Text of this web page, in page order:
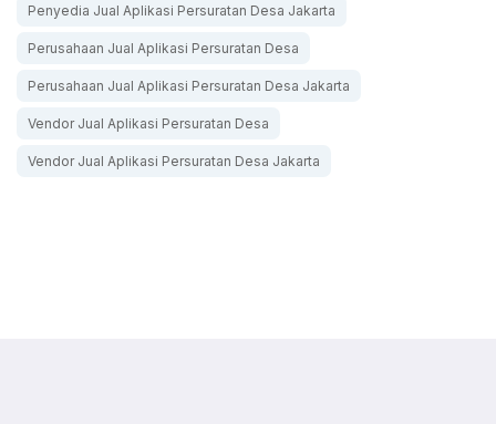
Penyedia Jual Aplikasi Persuratan Desa Jakarta
Perusahaan Jual Aplikasi Persuratan Desa
Perusahaan Jual Aplikasi Persuratan Desa Jakarta
Vendor Jual Aplikasi Persuratan Desa
Vendor Jual Aplikasi Persuratan Desa Jakarta